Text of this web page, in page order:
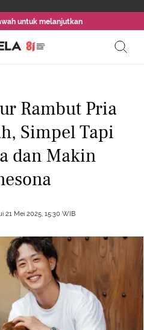
untuk melanjutkan
Rambut Pria
Simpel Tapi
dan Makin
21 Mei 2025, 15:30 WIB